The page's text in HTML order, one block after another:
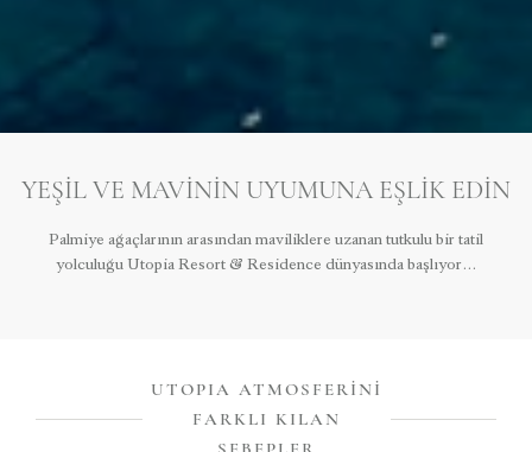
YEŞIL VE MAVININ UYUMUNA EŞLIK EDIN
Palmiye ağaçlarının arasından maviliklere uzanan tutkulu bir tatil
yolculuğu Utopia Resort & Residence dünyasında başlıyor…
UTOPIA ATMOSFERINI
FARKLI KILAN